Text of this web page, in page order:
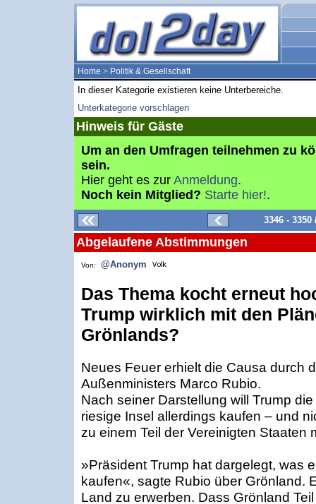
Home > Politik & Gesellschaft
In dieser Kategorie existieren keine Unterbereiche.
Unterkategorie vorschlagen
Hinweis für Gäste
Um an den Umfragen teilnehmen zu
sein.
Hier geht es zur Anmeldung.
Noch kein Mitglied? Starte hier!.
3346 -
Abgelaufene Abstimmungen
Von: @Anonym
Das Thema kocht erneut
Trump wirklich mit den
Grönlands?
Neues Feuer erhielt die Causa durch
Außenministers Marco Rubio.
Nach seiner Darstellung will Trump
riesige Insel allerdings kaufen – und
zu einem Teil der Vereinigten Staaten
»Präsident Trump hat dargelegt, was
kaufen«, sagte Rubio über Grönland.
Land zu erwerben. Dass Grönland